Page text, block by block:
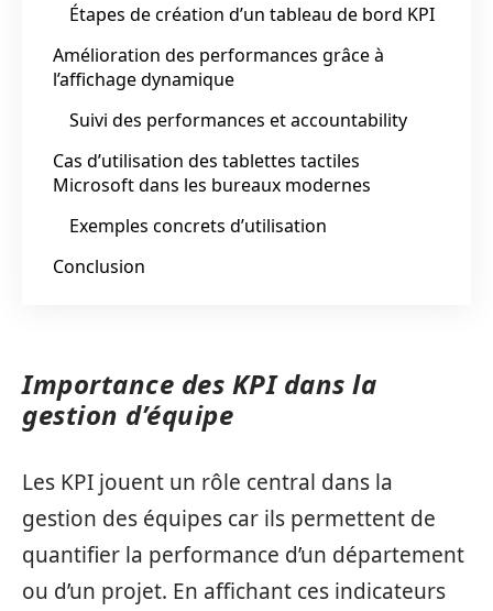
Étapes de création d’un tableau de bord KPI
Amélioration des performances grâce à
l’affichage dynamique
Suivi des performances et accountability
Cas d’utilisation des tablettes tactiles
Microsoft dans les bureaux modernes
Exemples concrets d’utilisation
Conclusion
Importance des KPI dans la
gestion d’équipe
Les KPI jouent un rôle central dans la
gestion des équipes car ils permettent de
quantifier la performance d’un département
ou d’un projet. En affichant ces indicateurs